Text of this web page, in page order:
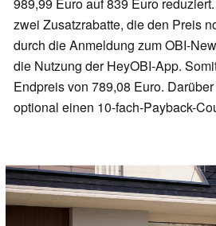
zwei Zusatzrabatte, die den Preis
durch die Anmeldung zum OBI-
die Nutzung der HeyOBI-App.
Endpreis von 789,08 Euro.
optional einen 10-fach-Payback-